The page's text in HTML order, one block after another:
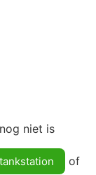
niet is
of